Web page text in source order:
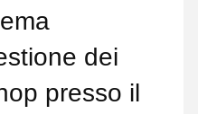
dei
presso il